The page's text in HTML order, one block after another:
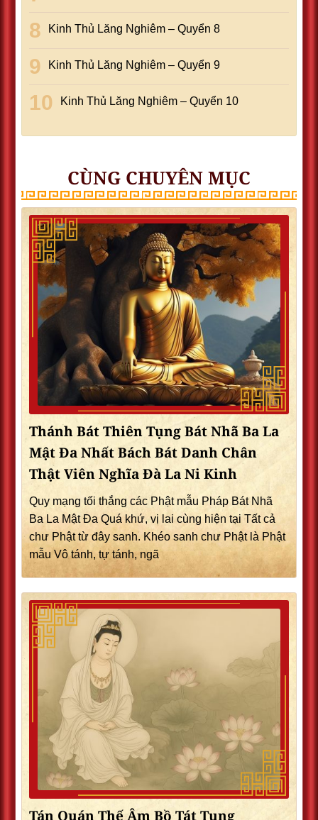
Kinh Thủ Lăng Nghiêm – Quyển 8
Kinh Thủ Lăng Nghiêm – Quyển 9
Kinh Thủ Lăng Nghiêm – Quyển 10
CÙNG CHUYÊN MỤC
Thánh Bát Thiên Tụng Bát Nhã Ba La
Mật Đa Nhất Bách Bát Danh Chân
Thật Viên Nghĩa Đà La Ni Kinh
Quy mạng tối thắng các Phật mẫu Pháp Bát Nhã
Ba La Mật Đa Quá khứ, vị lai cùng hiện tại Tất cả
chư Phật từ đây sanh. Khéo sanh chư Phật là Phật
mẫu Vô tánh, tự tánh, ngã
Tán Quán Thế Âm Bồ Tát Tụng